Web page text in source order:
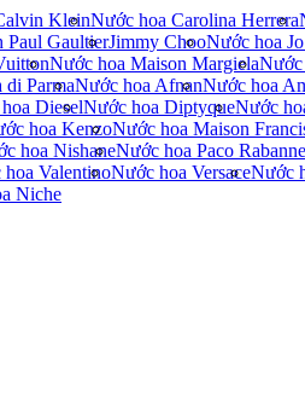
KleinNước hoa Carolina Herrera
Paul GaultierJimmy ChooNước hoa
Nước hoa Maison MargielaNước
ParmaNước hoa AfnanNước hoa
DieselNước hoa DiptyqueNước
hoa KenzoNước hoa Maison
hoa NishaneNước hoa Paco Rabanne
ValentinoNước hoa VersaceNước
Niche